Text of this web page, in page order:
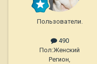
Пользователи.
490
Пол:Женский
Регион,